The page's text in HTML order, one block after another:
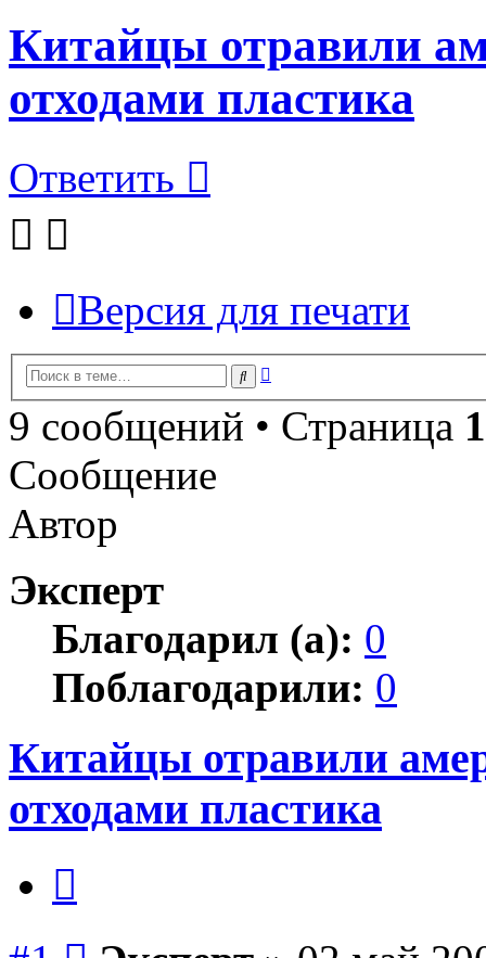
Китайцы отравили
отходами пластика
Ответить
Версия для печати
Поиск
9 сообщений • Страница 1
Сообщение
Автор
Эксперт
Благодарил (а): 0
Поблагодарили: 0
Китайцы отравили
отходами пластика